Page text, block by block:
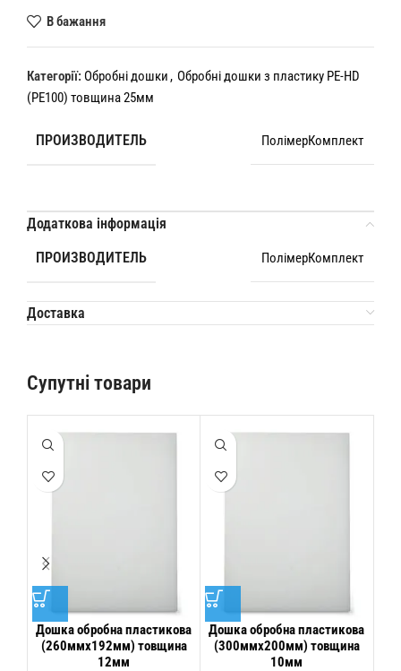
В бажання
Категорії: Обробні дошки, Обробні дошки з пластику PE-HD
(PE100) товщина 25мм
ПРОИЗВОДИТЕЛЬ ПолімерКомплект
Додаткова інформація
ПРОИЗВОДИТЕЛЬ
ПолімерКомплект
Доставка
Супутні товари
Дошка обробна пластикова
(260ммх192мм) товщина
12мм
Дошка обробна пластикова
(300ммх200мм) товщина
10мм